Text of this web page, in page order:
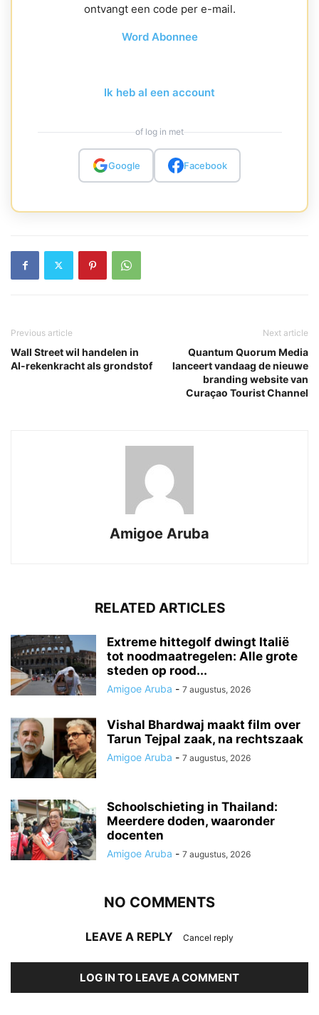
ontvangt een code per e-mail.
Word Abonnee
Ik heb al een account
of log in met
Google Facebook
Previous article
Wall Street wil handelen in
AI-rekenkracht als grondstof
Next article
Quantum Quorum Media
lanceert vandaag de nieuwe
branding website van
Curaçao Tourist Channel
Amigoe Aruba
RELATED ARTICLES
Extreme hittegolf dwingt Italië
tot noodmaatregelen: Alle grote
steden op rood...
Amigoe Aruba - 7 augustus, 2026
Vishal Bhardwaj maakt film over
Tarun Tejpal zaak, na rechtszaak
Amigoe Aruba - 7 augustus, 2026
Schoolschieting in Thailand:
Meerdere doden, waaronder
docenten
Amigoe Aruba - 7 augustus, 2026
NO COMMENTS
LEAVE A REPLY Cancel reply
LOG IN TO LEAVE A COMMENT